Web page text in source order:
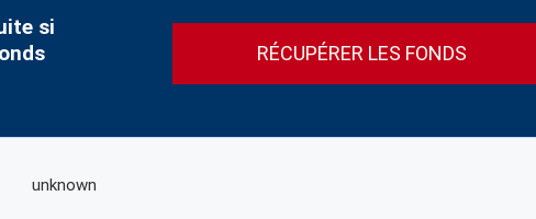
si
RÉCUPÉRER LES FONDS
unknown